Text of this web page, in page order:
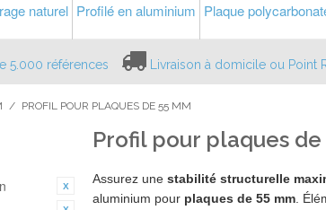
naturel Profilé en aluminium Plaque
5.000 références Livraison à domicile ou Point
/ PROFIL POUR PLAQUES DE 55 MM
Profil pour plaques de
Assurez une stabilité structurelle
aluminium pour plaques de 55 mm .